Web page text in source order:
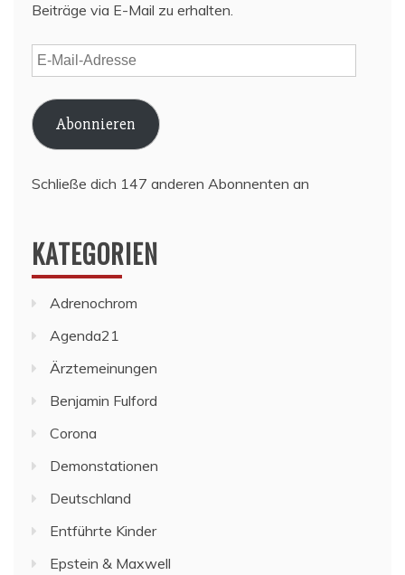
Beiträge via E-Mail zu erhalten.
E-
Mail-
Adresse
Abonnieren
Schließe dich 147 anderen Abonnenten an
KATEGORIEN
Adrenochrom
Agenda21
Ärztemeinungen
Benjamin Fulford
Corona
Demonstationen
Deutschland
Entführte Kinder
Epstein & Maxwell